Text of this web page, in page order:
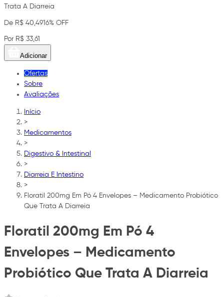
Trata A Diarreia
De R$ 40,4916% OFF
Por R$ 33,61
Adicionar
Ofertas
Sobre
Avaliações
Início
>
Medicamentos
>
Digestivo & Intestinal
>
Diarreia E Intestino
>
Floratil 200mg Em Pó 4 Envelopes – Medicamento Probiótico
Que Trata A Diarreia
Floratil 200mg Em Pó 4
Envelopes – Medicamento
Probiótico Que Trata A Diarreia